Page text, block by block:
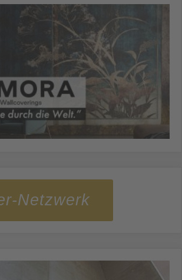
Netzwerk